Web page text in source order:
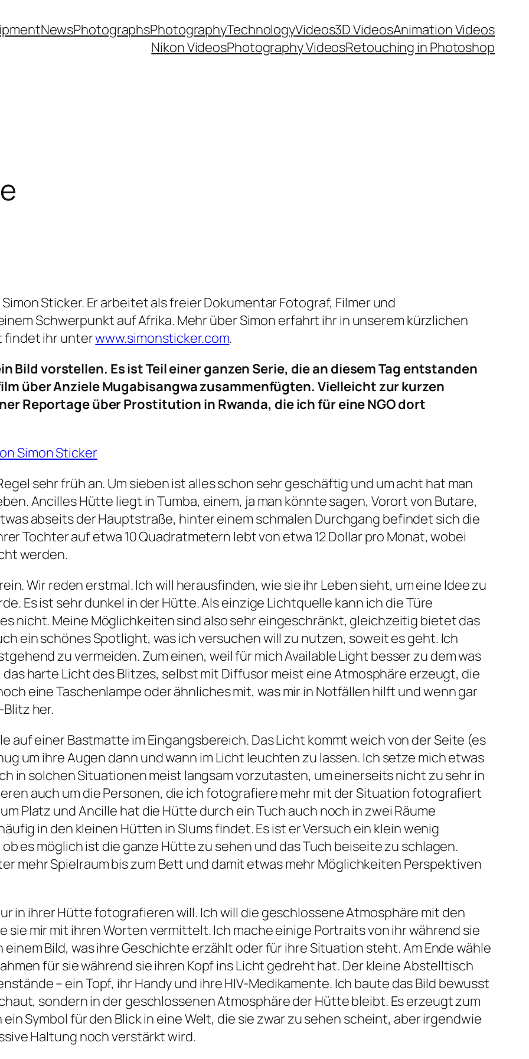
NewsPhotographsPhotographyTechnologyVideos3D VideosAnimation Videos
Nikon VideosPhotography VideosRetouching in Photoshop
Sticker. Er arbeitet als freier Dokumentar Fotograf, Filmer und
Schwerpunkt auf Afrika. Mehr über Simon erfahrt ihr in unserem kürzlichen
findet ihr unterwww.simonsticker.com.
Bild vorstellen. Es ist Teil einer ganzen Serie, die an diesem Tag entstanden
über Anziele Mugabisangwa zusammenfügten. Vielleicht zur kurzen
Reportage über Prostitution in Rwanda, die ich für eine NGO dort
sehr früh an. Um sieben ist alles schon sehr geschäftig und um acht hat man
Ancilles Hütte liegt in Tumba, einem, ja man könnte sagen, Vorort von Butare,
abseits der Hauptstraße, hinter einem schmalen Durchgang befindet sich die
Tochter auf etwa 10 Quadratmetern lebt von etwa 12 Dollar pro Monat, wobei
werden.
Wir reden erstmal. Ich will herausfinden, wie sie ihr Leben sieht, um eine Idee zu
Es ist sehr dunkel in der Hütte. Als einzige Lichtquelle kann ich die Türe
nicht. Meine Möglichkeiten sind also sehr eingeschränkt, gleichzeitig bietet das
ein schönes Spotlight, was ich versuchen will zu nutzen, soweit es geht. Ich
zu vermeiden. Zum einen, weil für mich Available Light besser zu dem was
harte Licht des Blitzes, selbst mit Diffusor meist eine Atmosphäre erzeugt, die
eine Taschenlampe oder ähnliches mit, was mir in Notfällen hilft und wenn gar
her.
auf einer Bastmatte im Eingangsbereich. Das Licht kommt weich von der Seite (es
um ihre Augen dann und wann im Licht leuchten zu lassen. Ich setze mich etwas
in solchen Situationen meist langsam vorzutasten, um einerseits nicht zu sehr in
auch um die Personen, die ich fotografiere mehr mit der Situation fotografiert
Platz und Ancille hat die Hütte durch ein Tuch auch noch in zwei Räume
in den kleinen Hütten in Slums findet. Es ist er Versuch ein klein wenig
es möglich ist die ganze Hütte zu sehen und das Tuch beiseite zu schlagen.
mehr Spielraum bis zum Bett und damit etwas mehr Möglichkeiten Perspektiven
in ihrer Hütte fotografieren will. Ich will die geschlossene Atmosphäre mit den
mir mit ihren Worten vermittelt. Ich mache einige Portraits von ihr während sie
Bild, was ihre Geschichte erzählt oder für ihre Situation steht. Am Ende wähle
für sie während sie ihren Kopf ins Licht gedreht hat. Der kleine Abstelltisch
– ein Topf, ihr Handy und ihre HIV-Medikamente. Ich baute das Bild bewusst
sondern in der geschlossenen Atmosphäre der Hütte bleibt. Es erzeugt zum
Symbol für den Blick in eine Welt, die sie zwar zu sehen scheint, aber irgendwie
Haltung noch verstärkt wird.